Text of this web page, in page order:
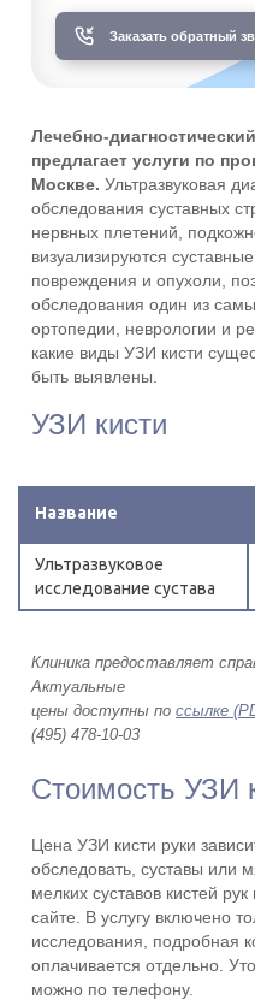
Заказать обратный
Лечебно-
предлагает услуги по
Москве. Ультразвуковая
обследования суставных
нервных плетений,
визуализируются
повреждения и опухоли,
обследования один из
ортопедии, неврологии и
какие виды УЗИ кисти
быть выявлены.
УЗИ кисти
Название
Ультразвуковое
исследование сустава
Клиника предоставляет
Актуальные
цены доступны поссылке
(495) 478-10-03
Стоимость УЗИ
Цена УЗИ кисти руки
обследовать, суставы или
мелких суставов кистей
сайте. В услугу включено
исследования, подробная
оплачивается отдельно.
можно по телефону.